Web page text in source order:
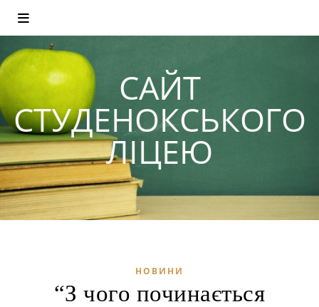
САЙТ
СТУДЕНОКСЬКОГО
ЛІЦЕЮ
НОВИНИ
“З чого починається